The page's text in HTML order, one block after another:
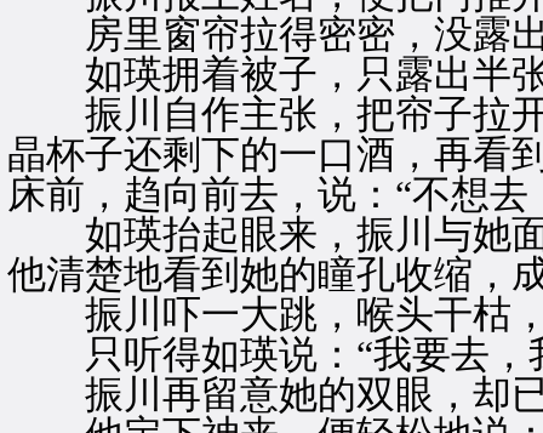
房里窗帘拉得密密，没露
如瑛拥着被子，只露出半
振川自作主张，把帘子拉开
晶杯子还剩下的一口酒，再看
床前，趋向前去，说：“不想去
如瑛抬起眼来，振川与她面
他清楚地看到她的瞳孔收缩，
振川吓一大跳，喉头干枯，
只听得如瑛说：“我要去，
振川再留意她的双眼，却